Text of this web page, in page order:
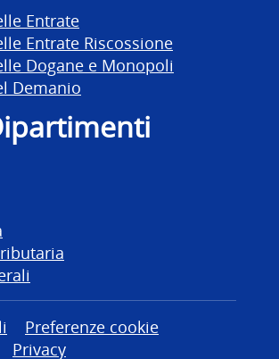
Entrate
Entrate Riscossione
Dogane e Monopoli
Demanio
Preferenze cookie
Privacy